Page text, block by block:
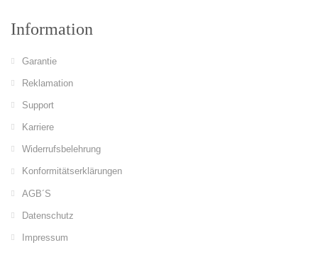
Information
Garantie
Reklamation
Support
Karriere
Widerrufsbelehrung
Konformitätserklärungen
AGB´S
Datenschutz
Impressum